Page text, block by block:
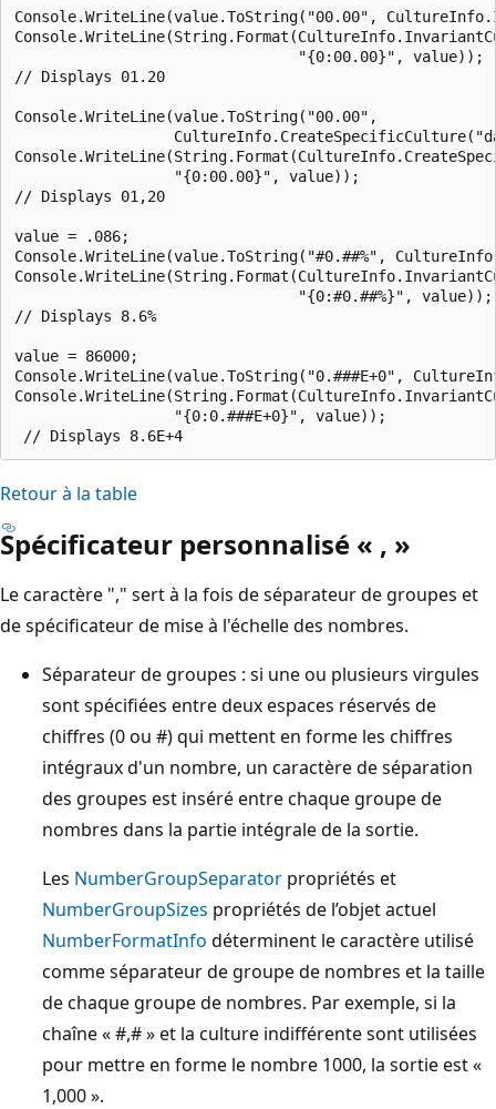
Console.WriteLine(value.ToString("00.00",
                                "{0:00.00}", value));
// Displays 01.20
Console.WriteLine(value.ToString("00.00",
                  "{0:00.00}", value));
// Displays 01,20
value = .086;
Console.WriteLine(value.ToString("#0.##%",
                                "{0:#0.##%}", value));
// Displays 8.6%
value = 86000;
Console.WriteLine(value.ToString("0.###E+0",
                  "{0:0.###E+0}", value));
Retour à la table
Spécificateur personnalisé « , »
Le caractère "," sert à la fois de séparateur de groupes et
de spécificateur de mise à l'échelle des nombres.
Séparateur de groupes : si une ou plusieurs virgules
sont spécifiées entre deux espaces réservés de
chiffres (0 ou #) qui mettent en forme les chiffres
intégraux d'un nombre, un caractère de séparation
des groupes est inséré entre chaque groupe de
nombres dans la partie intégrale de la sortie.
Les NumberGroupSeparator propriétés et
NumberGroupSizes propriétés de l’objet actuel
NumberFormatInfo déterminent le caractère utilisé
comme séparateur de groupe de nombres et la taille
de chaque groupe de nombres. Par exemple, si la
chaîne « #,# » et la culture indifférente sont utilisées
pour mettre en forme le nombre 1000, la sortie est «
1,000 ».